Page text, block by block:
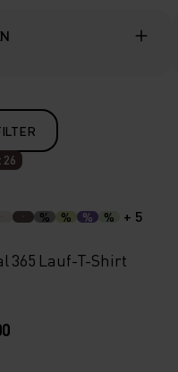
% % % % + 5
365 Lauf-T-Shirt